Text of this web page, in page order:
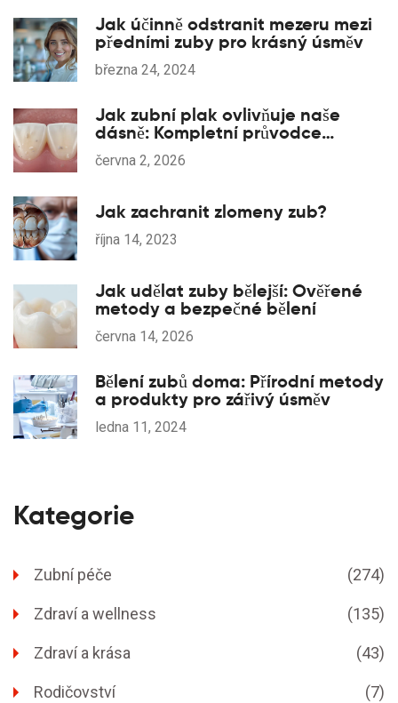
Jak účinně odstranit mezeru mezi
předními zuby pro krásný úsměv
března 24, 2024
Jak zubní plak ovlivňuje naše
dásně: Kompletní průvodce
prevencí a léčbou
června 2, 2026
Jak zachranit zlomeny zub?
října 14, 2023
Jak udělat zuby bělejší: Ověřené
metody a bezpečné bělení
června 14, 2026
Bělení zubů doma: Přírodní metody
a produkty pro zářivý úsměv
ledna 11, 2024
Kategorie
Zubní péče (274)
Zdraví a wellness (135)
Zdraví a krása (43)
Rodičovství (7)